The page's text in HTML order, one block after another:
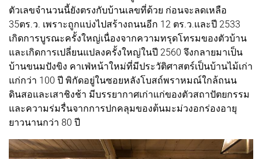
ตัวเลขจำนวนนี้ยังตรงกับบ้านเลขที่ด้วย ก่อนจะลดเหลือ
35ตร.ว. เพราะถูกแบ่งไปสร้างถนนอีก 12 ตร.ว.และปี 2533
เกิดการบูรณะครั้งใหญ่เนื่องจากความทรุดโทรมของตัวบ้าน
และเกิดการเปลี่ยนแปลงครั้งใหญ่ในปี 2560 จึงกลายมาเป็น
บ้านขนมปังขิง คาเฟ่หน้าใหม่ที่มีประวัติศาสตร์เป็นบ้านไม้เก่า
แก่กว่า 100 ปี พิกัดอยู่ในซอยหลังโบสถ์พราหมณ์ใกล้ถนน
ดินสอและเสาชิงช้า มีบรรยากาศเก่าแก่ของตัวสถาปัตยกรรม
และความร่มรื่นจากการปกคลุมของต้นมะม่วงอกร่องอายุ
ยาวนานกว่า 80 ปี